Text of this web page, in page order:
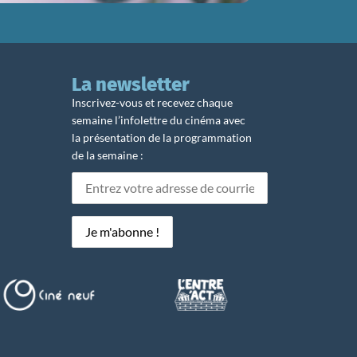
La newsletter
Inscrivez-vous et recevez chaque
semaine l’infolettre du cinéma avec
la présentation de la programmation
de la semaine :